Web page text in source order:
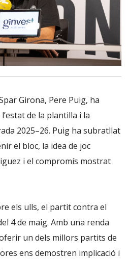
Girona, Pere Puig, ha
de la plantilla i la
2025–26. Puig ha subratllat
el bloc, la idea de joc
i el compromís mostrat
els ulls, el partit contra el
4 de maig. Amb una renda
un dels millors partits de
ens demostren implicació i